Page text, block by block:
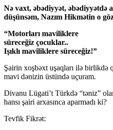
Nə vaxt, əbədiyyət, əbədiyyətdə
düşünsəm, Nazım Hikmətin o
“Motorları maviliklere
süreceğiz çocuklar..
Işıklı maviliklere süreceğiz!”
Şairin xoşbəxt uşaqları ilə birlikdə
mavi dənizin üstündə uçuram.
Divanu Lügati’t Türkdə “təniz”
hansı şairi arxasınca aparmadı ki?
Tevfik Fikrət: